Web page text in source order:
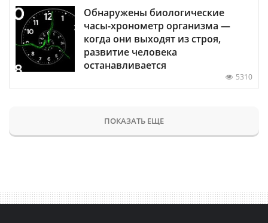
Обнаружены биологические
часы-хронометр организма —
когда они выходят из строя,
развитие человека
останавливается
5310
ПОКАЗАТЬ ЕЩЕ